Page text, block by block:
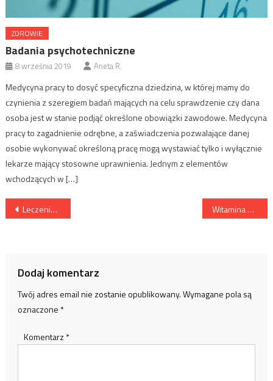
ZDROWIE
Badania psychotechniczne
8 września 2019 Aneta R.
Medycyna pracy to dosyć specyficzna dziedzina, w której mamy do
czynienia z szeregiem badań mających na celu sprawdzenie czy dana
osoba jest w stanie podjąć określone obowiązki zawodowe. Medycyna
pracy to zagadnienie odrębne, a zaświadczenia pozwalające danej
osobie wykonywać określoną pracę mogą wystawiać tylko i wyłącznie
lekarze mający stosowne uprawnienia. Jednym z elementów
wchodzących w […]
Nawigacja
Leczenie depresji Witamina D idealna dla sportowców
Dodaj komentarz
Twój adres email nie zostanie opublikowany.Wymagane pola są
oznaczone *
Komentarz *